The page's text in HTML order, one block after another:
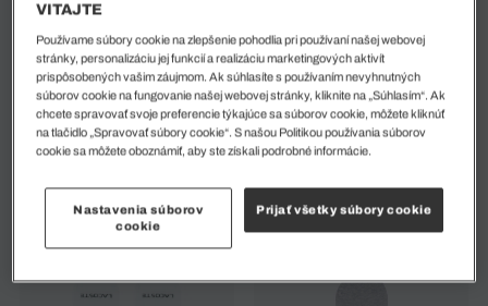
Unisex Ponožky
Unisex Ponožky
VITAJTE
Používame súbory cookie na zlepšenie pohodlia pri používaní našej webovej
stránky, personalizáciu jej funkcií a realizáciu marketingových aktivít
prispôsobených vašim záujmom. Ak súhlasíte s používaním nevyhnutných
súborov cookie na fungovanie našej webovej stránky, kliknite na „Súhlasím“. Ak
chcete spravovať svoje preferencie týkajúce sa súborov cookie, môžete kliknúť
na tlačidlo „Spravovať súbory cookie“. S našou Politikou používania súborov
cookie sa môžete oboznámiť, aby ste získali podrobné informácie.
Nastavenia súborov
cookie
Prijať všetky súbory cookie